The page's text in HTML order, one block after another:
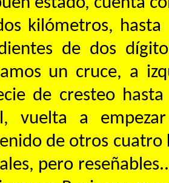
kilómetros, hasta
de dos
un cruce, a
de cresteo
vuelta a
de otros
pero